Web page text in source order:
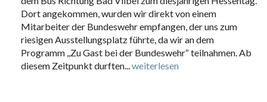
Dort angekommen, wurden wir direkt von einem
Mitarbeiter der Bundeswehr empfangen, der uns zum
riesigen Ausstellungsplatz führte, da wir an dem
Programm ,,Zu Gast bei der Bundeswehr“ teilnahmen. Ab
diesem Zeitpunkt durften...weiterlesen